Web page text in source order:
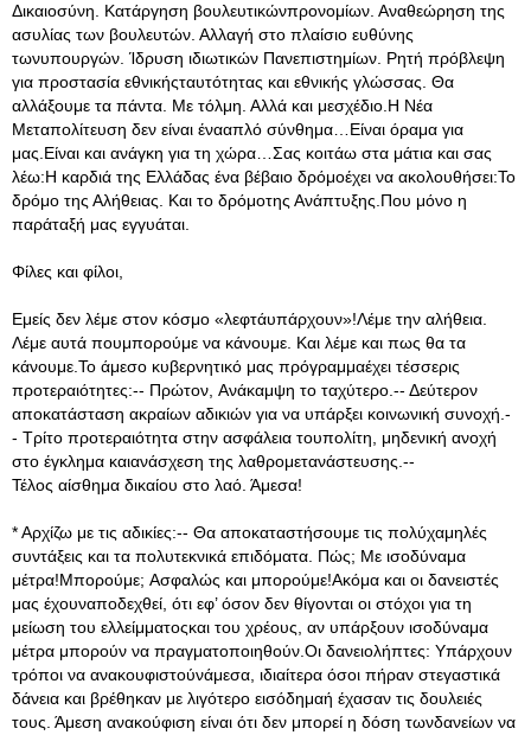
Δικαιοσύνη. Κατάργηση βουλευτικώνπρονομίων. Αναθεώρηση της
ασυλίας των βουλευτών. Αλλαγή στο πλαίσιο ευθύνης
τωνυπουργών. Ίδρυση ιδιωτικών Πανεπιστημίων. Ρητή πρόβλεψη
για προστασία εθνικήςταυτότητας και εθνικής γλώσσας. Θα
αλλάξουμε τα πάντα. Με τόλμη. Αλλά και μεσχέδιο.Η Νέα
Μεταπολίτευση δεν είναι ένααπλό σύνθημα…Είναι όραμα για
μας.Είναι και ανάγκη για τη χώρα…Σας κοιτάω στα μάτια και σας
λέω:Η καρδιά της Ελλάδας ένα βέβαιο δρόμοέχει να ακολουθήσει:Το
δρόμο της Αλήθειας. Και το δρόμοτης Ανάπτυξης.Που μόνο η
παράταξή μας εγγυάται.
Φίλες και φίλοι,
Εμείς δεν λέμε στον κόσμο «λεφτάυπάρχουν»!Λέμε την αλήθεια.
Λέμε αυτά πουμπορούμε να κάνουμε. Και λέμε και πως θα τα
κάνουμε.Το άμεσο κυβερνητικό μας πρόγραμμαέχει τέσσερις
προτεραιότητες:-- Πρώτον, Ανάκαμψη το ταχύτερο.-- Δεύτερον
αποκατάσταση ακραίων αδικιών για να υπάρξει κοινωνική συνοχή.-
- Τρίτο προτεραιότητα στην ασφάλεια τουπολίτη, μηδενική ανοχή
στο έγκλημα καιανάσχεση της λαθρομετανάστευσης.--
Τέλος αίσθημα δικαίου στο λαό. Άμεσα!
* Αρχίζω με τις αδικίες:-- Θα αποκαταστήσουμε τις πολύχαμηλές
συντάξεις και τα πολυτεκνικά επιδόματα. Πώς; Με ισοδύναμα
μέτρα!Μπορούμε; Ασφαλώς και μπορούμε!Ακόμα και οι δανειστές
μας έχουναποδεχθεί, ότι εφ’ όσον δεν θίγονται οι στόχοι για τη
μείωση του ελλείμματοςκαι του χρέους, αν υπάρξουν ισοδύναμα
μέτρα μπορούν να πραγματοποιηθούν.Οι δανειολήπτες: Υπάρχουν
τρόποι να ανακουφιστούνάμεσα, ιδιαίτερα όσοι πήραν στεγαστικά
δάνεια και βρέθηκαν με λιγότερο εισόδημαή έχασαν τις δουλειές
τους. Άμεση ανακούφιση είναι ότι δεν μπορεί η δόση τωνδανείων να